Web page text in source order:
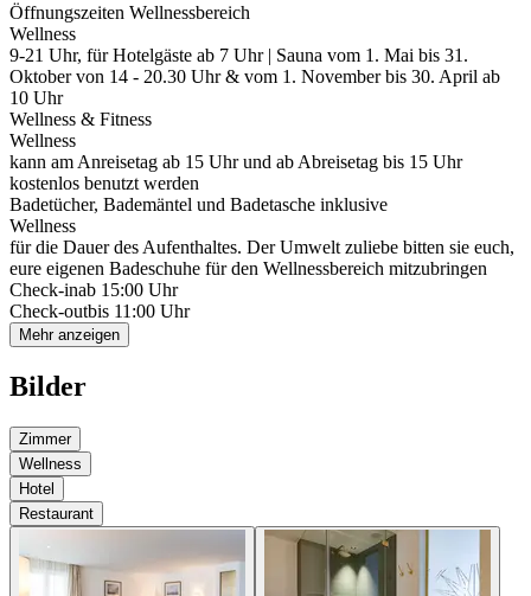
Öffnungszeiten Wellnessbereich
Wellness
9-21 Uhr, für Hotelgäste ab 7 Uhr | Sauna vom 1. Mai bis 31.
Oktober von 14 - 20.30 Uhr & vom 1. November bis 30. April ab
10 Uhr
Wellness & Fitness
Wellness
kann am Anreisetag ab 15 Uhr und ab Abreisetag bis 15 Uhr
kostenlos benutzt werden
Badetücher, Bademäntel und Badetasche inklusive
Wellness
für die Dauer des Aufenthaltes. Der Umwelt zuliebe bitten sie euch,
eure eigenen Badeschuhe für den Wellnessbereich mitzubringen
Check-inab 15:00 Uhr
Check-outbis 11:00 Uhr
Mehr anzeigen
Bilder
Zimmer
Wellness
Hotel
Restaurant